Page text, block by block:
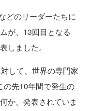
どのリーダーたちに
が、13回目となる
しました。
して、世界の専門家
の先10年間で発生の
か、発表されていま